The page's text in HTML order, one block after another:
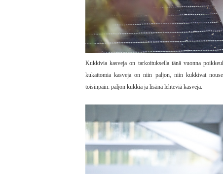
Kukkivia kasveja on tarkoituksella tänä vuonna
kukattomia kasveja on niin paljon, niin kukkivat
toisinpäin: paljon kukkia ja lisänä lehteviä kasveja.